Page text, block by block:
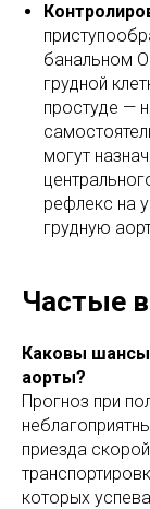
банальном
грудной
простуде —
могут
рефлекс на
грудную
Частые
Каковы
аорты?
Прогноз при
приезда
которых